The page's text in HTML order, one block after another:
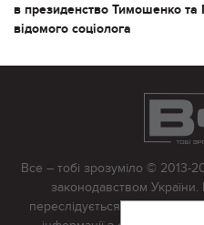
в президенство Тимошенко та
відомого соціолога
Все – тобі зрозуміло © 2013-
законодавством
переслідується в судовому